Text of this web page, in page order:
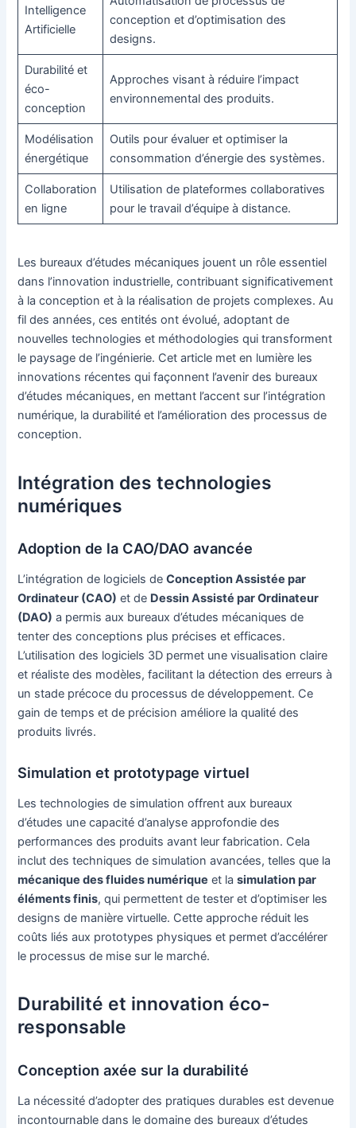
Intelligence
Artificielle
conception et d’optimisation des
designs.
Durabilité et
éco-
conception
Approches visant à réduire l’impact
environnemental des produits.
Modélisation
énergétique
Outils pour évaluer et optimiser la
consommation d’énergie des systèmes.
Collaboration
en ligne
Utilisation de plateformes collaboratives
pour le travail d’équipe à distance.
Les bureaux d’études mécaniques jouent un rôle essentiel
dans l’innovation industrielle, contribuant significativement
à la conception et à la réalisation de projets complexes. Au
fil des années, ces entités ont évolué, adoptant de
nouvelles technologies et méthodologies qui transforment
le paysage de l’ingénierie. Cet article met en lumière les
innovations récentes qui façonnent l’avenir des bureaux
d’études mécaniques, en mettant l’accent sur l’intégration
numérique, la durabilité et l’amélioration des processus de
conception.
Intégration des technologies
numériques
Adoption de la CAO/DAO avancée
L’intégration de logiciels deConception Assistée par
Ordinateur (CAO) et de Dessin Assisté par Ordinateur
(DAO) a permis aux bureaux d’études mécaniques de
tenter des conceptions plus précises et efficaces.
L’utilisation des logiciels 3D permet une visualisation claire
et réaliste des modèles, facilitant la détection des erreurs à
un stade précoce du processus de développement. Ce
gain de temps et de précision améliore la qualité des
produits livrés.
Simulation et prototypage virtuel
Les technologies de simulation offrent aux bureaux
d’études une capacité d’analyse approfondie des
performances des produits avant leur fabrication. Cela
inclut des techniques de simulation avancées, telles que la
mécanique des fluides numérique et lasimulation par
éléments finis, qui permettent de tester et d’optimiser les
designs de manière virtuelle. Cette approche réduit les
coûts liés aux prototypes physiques et permet d’accélérer
le processus de mise sur le marché.
Durabilité et innovation éco-
responsable
Conception axée sur la durabilité
La nécessité d’adopter des pratiques durables est devenue
incontournable dans le domaine des bureaux d’études